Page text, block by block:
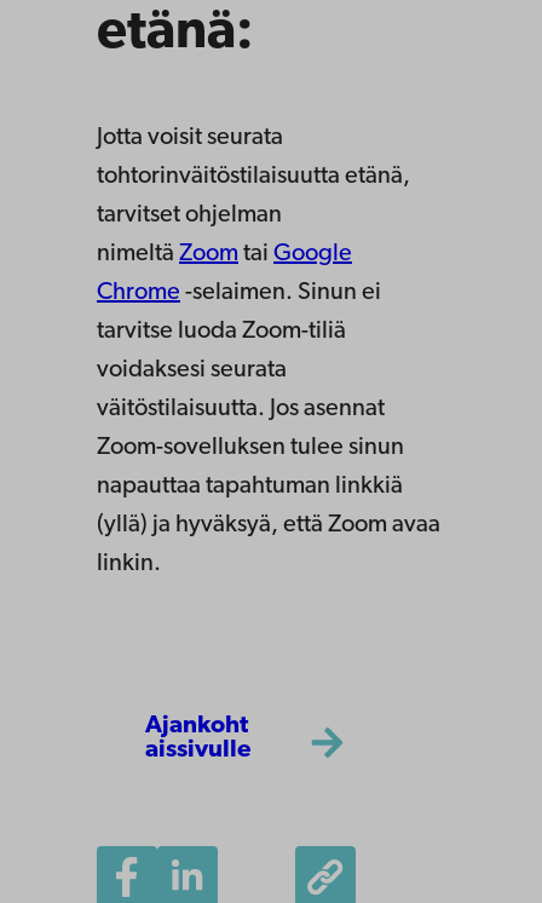
etänä:
Jotta voisit seurata
tohtorinväitöstilaisuutta etänä,
tarvitset ohjelman
nimeltä Zoom tai Google
Chrome -selaimen. Sinun ei
tarvitse luoda Zoom-tiliä
voidaksesi seurata
väitöstilaisuutta. Jos asennat
Zoom-sovelluksen tulee sinun
napauttaa tapahtuman linkkiä
(yllä) ja hyväksyä, että Zoom avaa
linkin.
Ajankoht
aissivulle